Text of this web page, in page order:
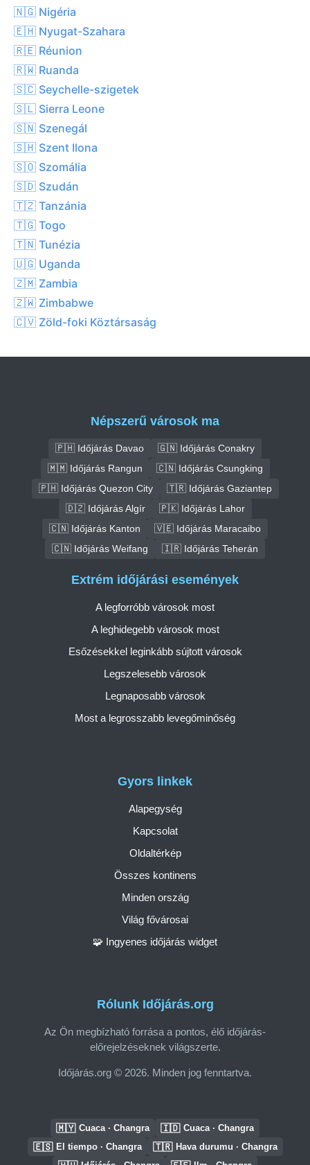
🇳🇬 Nigéria
🇪🇭 Nyugat-Szahara
🇷🇪 Réunion
🇷🇼 Ruanda
🇸🇨 Seychelle-szigetek
🇸🇱 Sierra Leone
🇸🇳 Szenegál
🇸🇭 Szent Ilona
🇸🇴 Szomália
🇸🇩 Szudán
🇹🇿 Tanzánia
🇹🇬 Togo
🇹🇳 Tunézia
🇺🇬 Uganda
🇿🇲 Zambia
🇿🇼 Zimbabwe
🇨🇻 Zöld-foki Köztársaság
Népszerű városok ma
🇵🇭 Időjárás Davao
🇬🇳 Időjárás Conakry
🇲🇲 Időjárás Rangun
🇨🇳 Időjárás Csungking
🇵🇭 Időjárás Quezon City
🇹🇷 Időjárás Gaziantep
🇩🇿 Időjárás Algír
🇵🇰 Időjárás Lahor
🇨🇳 Időjárás Kanton
🇻🇪 Időjárás Maracaibo
🇨🇳 Időjárás Weifang
🇮🇷 Időjárás Teherán
Rólunk Időjárás.org
Az Ön megbízható forrása a pontos, élő időjárás-
előrejelzéseknek világszerte.
Időjárás.org © 2026. Minden jog fenntartva.
Gyors linkek
Alapegység
Kapcsolat
Oldaltérkép
Összes kontinens
Minden ország
Világ fővárosai
🧩 Ingyenes időjárás widget
Extrém időjárási események
A legforróbb városok most
A leghidegebb városok most
Esőzésekkel leginkább sújtott városok
Legszelesebb városok
Legnaposabb városok
Most a legrosszabb levegőminőség
🇲🇾 Cuaca · Changra 🇮🇩 Cuaca · Changra
🇪🇸 El tiempo · Changra 🇹🇷 Hava durumu · Changra